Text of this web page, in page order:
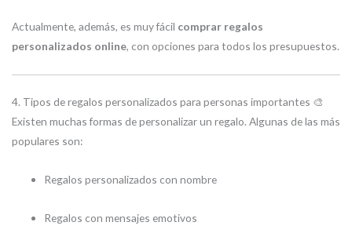
Actualmente, además, es muy fácil comprar regalos
personalizados online, con opciones para todos los presupuestos.
4. Tipos de regalos personalizados para personas importantes 🎨
Existen muchas formas de personalizar un regalo. Algunas de las más
populares son:
Regalos personalizados con nombre
Regalos con mensajes emotivos